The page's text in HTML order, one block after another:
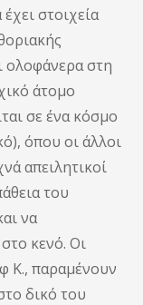
στοιχεία
ολοφάνερα στη
άτομο
σε ένα κόσμο
όπου οι άλλοι
απειλητικοί
του
να
κενό. Οι
Κ., παραμένουν
δικό του